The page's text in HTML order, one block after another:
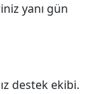
yanı gün
destek ekibi.